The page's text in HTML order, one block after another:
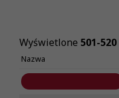
Wyświetlone 501-520
Nazwa